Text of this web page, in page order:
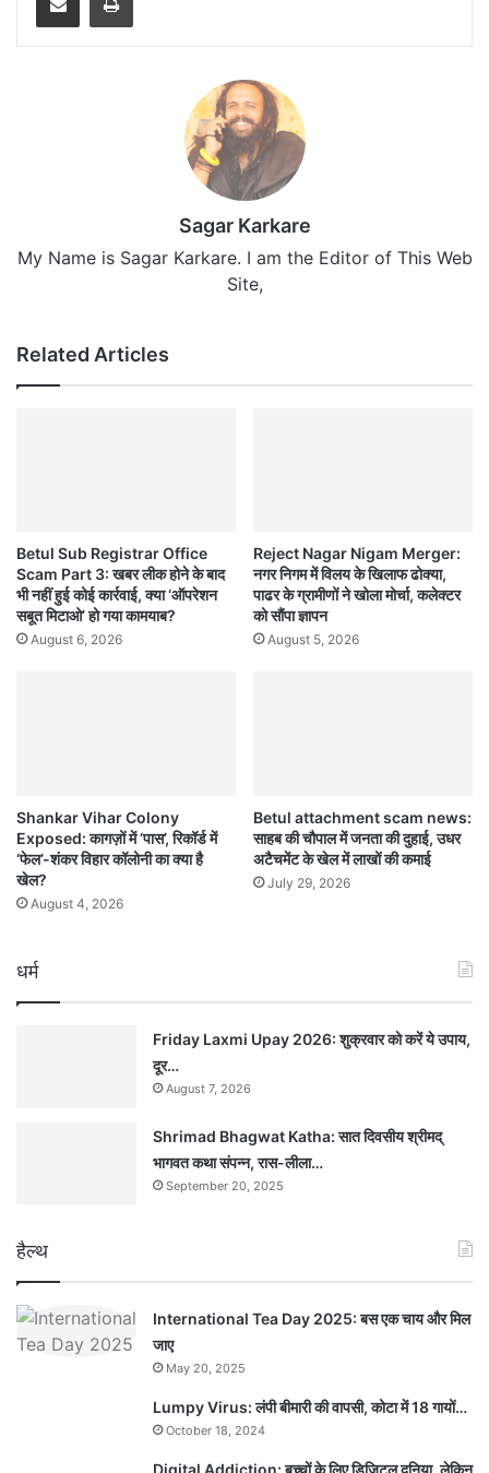
Sagar Karkare
My Name is Sagar Karkare. I am the Editor of This Web
Site,
Related Articles
Betul Sub Registrar Office
Scam Part 3: खबर लीक होने के बाद
भी नहीं हुई कोई कार्रवाई, क्या ‘ऑपरेशन
सबूत मिटाओ’ हो गया कामयाब?
August 6, 2026
Reject Nagar Nigam Merger:
नगर निगम में विलय के खिलाफ ढोक्या,
पाढर के ग्रामीणों ने खोला मोर्चा, कलेक्टर
को सौंपा ज्ञापन
August 5, 2026
Shankar Vihar Colony
Exposed: कागज़ों में ‘पास’, रिकॉर्ड में
‘फेल’-शंकर विहार कॉलोनी का क्या है
खेल?
August 4, 2026
Betul attachment scam news:
साहब की चौपाल में जनता की दुहाई, उधर
अटैचमेंट के खेल में लाखों की कमाई
July 29, 2026
धर्म
Friday Laxmi Upay 2026: शुक्रवार को करें ये उपाय,
दूर…
August 7, 2026
Shrimad Bhagwat Katha: सात दिवसीय श्रीमद्
भागवत कथा संपन्न, रास-लीला…
September 20, 2025
हैल्थ
International Tea Day 2025: बस एक चाय और मिल
जाए
May 20, 2025
Lumpy Virus: लंपी बीमारी की वापसी, कोटा में 18 गायों…
October 18, 2024
Digital Addiction: बच्चों के लिए डिजिटल दुनिया, लेकिन